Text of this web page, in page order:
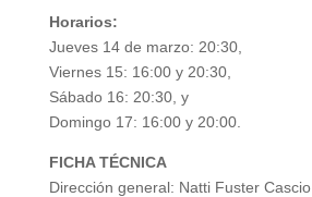
Horarios:
Jueves 14 de marzo: 20:30,
Viernes 15: 16:00 y 20:30,
Sábado 16: 20:30, y
Domingo 17: 16:00 y 20:00.
FICHA TÉCNICA
Dirección general: Natti Fuster Cascio